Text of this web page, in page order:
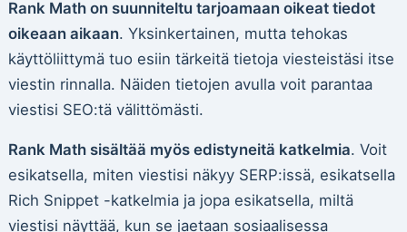
Rank Math on suunniteltu tarjoamaan oikeat tiedot
oikeaan aikaan. Yksinkertainen, mutta tehokas
käyttöliittymä tuo esiin tärkeitä tietoja viesteistäsi itse
viestin rinnalla. Näiden tietojen avulla voit parantaa
viestisi SEO:tä välittömästi.
Rank Math sisältää myös edistyneitä katkelmia. Voit
esikatsella, miten viestisi näkyy SERP:issä, esikatsella
Rich Snippet -katkelmia ja jopa esikatsella, miltä
viestisi näyttää, kun se jaetaan sosiaalisessa